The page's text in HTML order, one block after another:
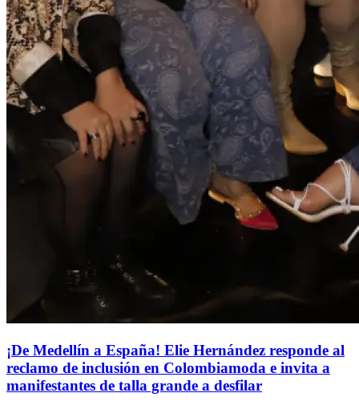
¡De Medellín a España! Elie Hernández responde al
reclamo de inclusión en Colombiamoda e invita a
manifestantes de talla grande a desfilar